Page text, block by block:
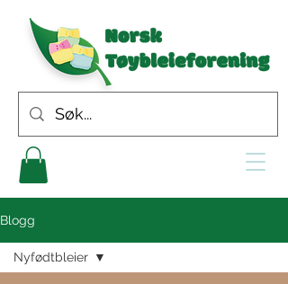
Blogg
Nyfødtbleier